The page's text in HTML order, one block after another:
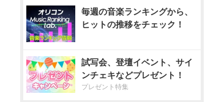
毎週の音楽ランキングから、
ヒットの推移をチェック！
試写会、登壇イベント、サイ
ンチェキなどプレゼント！
プレゼント特集